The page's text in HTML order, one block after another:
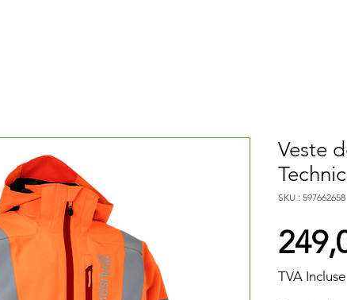
Veste
SKU : 597662658
TVA Incluse